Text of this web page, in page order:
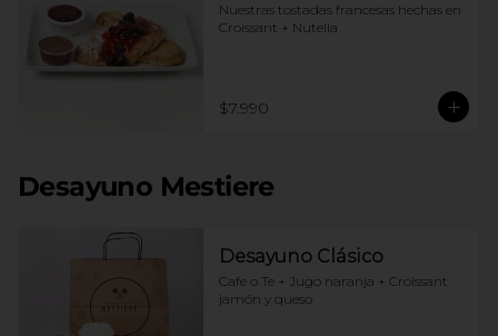
Nuestras tostadas francesas hechas en
Croissant + Nutella
$7.990
Desayuno Mestiere
Desayuno Clásico
Cafe o Te + Jugo naranja + Croissant
jamón y queso